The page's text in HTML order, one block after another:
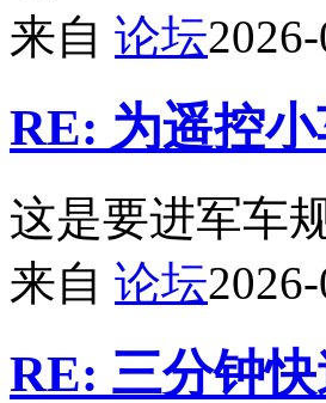
来自 论坛
RE: 为遥控
这是要进军车
来自 论坛
RE: 三分钟